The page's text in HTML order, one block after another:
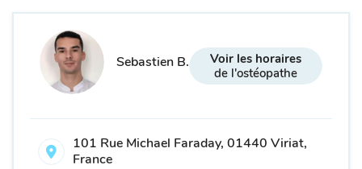
Sebastien B.
Voir les horaires
de l'ostéopathe
101 Rue Michael Faraday, 01440 Viriat,
France